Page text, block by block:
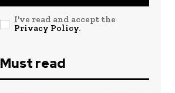
I've read and accept the
Privacy Policy.
Must read